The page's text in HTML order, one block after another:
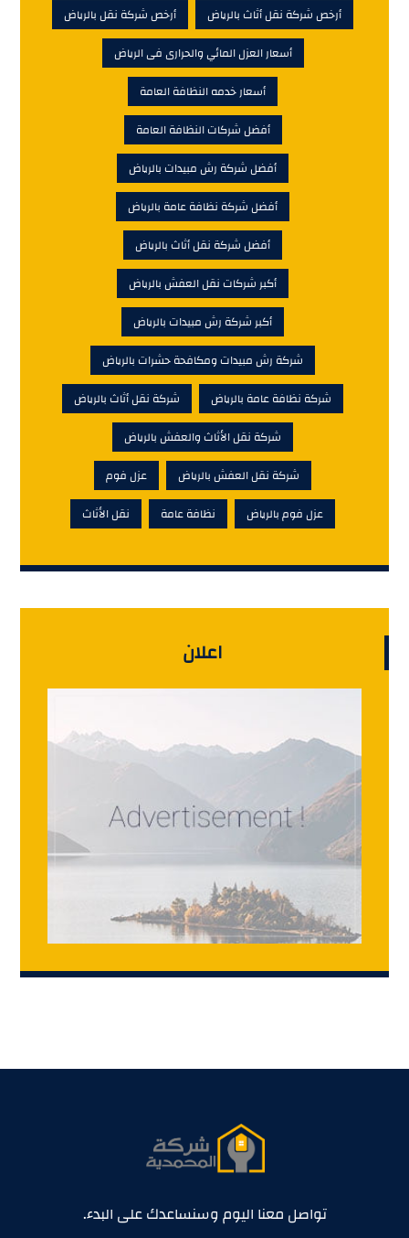
أرخص شركة نقل أثاث بالرياض
أرخص شركة نقل بالرياض
أسعار العزل المائي والحرارى فى الرياض
أسعار خدمه النظافة العامة
أفضل شركات النظافة العامة
أفضل شركة رش مبيدات بالرياض
أفضل شركة نظافة عامة بالرياض
أفضل شركة نقل أثاث بالرياض
أكبر شركات نقل العفش بالرياض
أكبر شركة رش مبيدات بالرياض
شركة رش مبيدات ومكافحة حشرات بالرياض
شركة نظافة عامة بالرياض
شركة نقل أثاث بالرياض
شركة نقل الأثاث والعفش بالرياض
شركة نقل العفش بالرياض
عزل فوم
عزل فوم بالرياض
نظافة عامة نقل الأثاث
اعلان
تواصل معنا اليوم وسنساعدك على البدء.